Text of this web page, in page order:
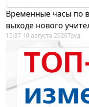
Временные часы по
выходе нового
15:37 10 августа 2026Труд